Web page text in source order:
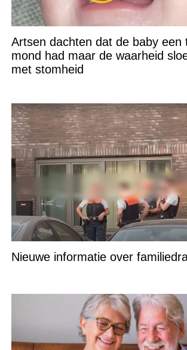
Artsen dachten dat de baby een
mond had maar de waarheid
met stomheid
Nieuwe informatie over